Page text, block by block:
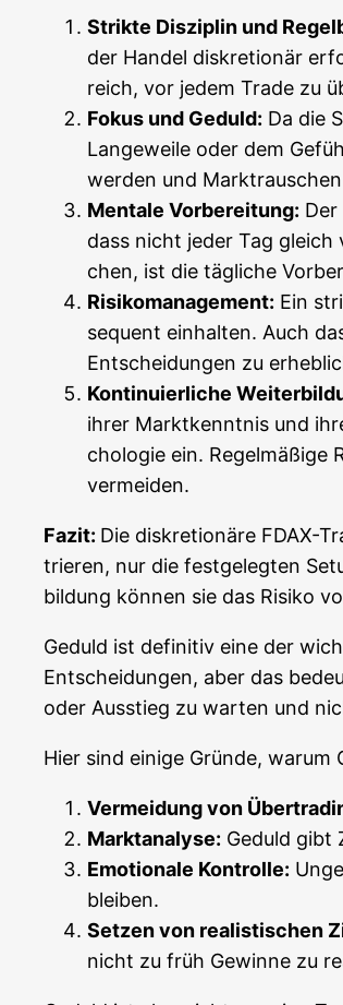
Strik­te Dis­zi­plin und
der Han­del dis­kre­tio­när
reich, vor jedem Trade zu
Fokus und Geduld: Da die
Lan­ge­wei­le oder dem
wer­den und
Men­ta­le Vor­be­rei­tung:
dass nicht jeder Tag
chen, ist die täg­li­che
Risi­ko­ma­nage­ment: Ein
se­quent ein­hal­ten. Auch
Ent­schei­dun­gen zu
Kon­ti­nu­ier­li­che
ihrer Markt­kennt­nis und
cho­lo­gie ein. Regel­mä­ßi­ge
vermeiden.
Fazit: Die dis­kre­tio­nä­re FDAX-
trie­ren, nur die fest­ge­leg­ten
bil­dung kön­nen sie das Risi­ko
Geduld ist defi­ni­tiv eine der
Ent­schei­dun­gen, aber das
oder Aus­stieg zu war­ten und
Hier sind eini­ge Grün­de, war­um
Ver­mei­dung von
Markt­ana­ly­se: Geduld gibt
Emo­tio­na­le Kon­trol­le:
bleiben.
Set­zen von rea­lis­ti­schen
nicht zu früh Gewin­ne zu